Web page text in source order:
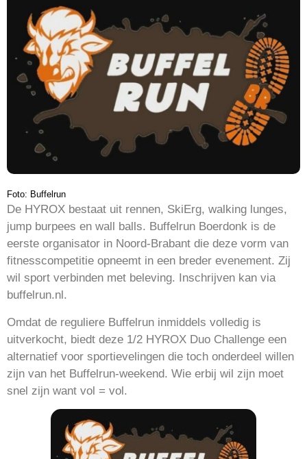
Foto: Buffelrun
De HYROX bestaat uit rennen, SkiErg, walking lunges,
jump burpees en wall balls. Buffelrun Boerdonk is de
eerste organisator in Noord-Brabant die deze vorm van
fitnesscompetitie opneemt in een breder evenement. Zij
wil sport verbinden met beleving. Inschrijven kan via
buffelrun.nl.
Omdat de reguliere Buffelrun inmiddels volledig is
uitverkocht, biedt deze 1/2 HYROX Duo Challenge een
alternatief voor sportievelingen die toch onderdeel willen
zijn van het Buffelrun-weekend. Wie erbij wil zijn moet
snel zijn want vol = vol.